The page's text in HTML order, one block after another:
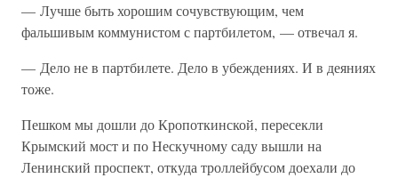
— Лучше быть хорошим сочувствующим, чем
фальшивым коммунистом с партбилетом, — отвечал я.
— Дело не в партбилете. Дело в убеждениях. И в деяниях
тоже.
Пешком мы дошли до Кропоткинской, пересекли
Крымский мост и по Нескучному саду вышли на
Ленинский проспект, откуда троллейбусом доехали до